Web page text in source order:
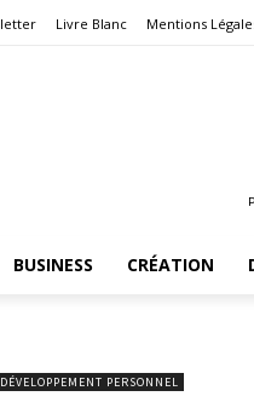
Livre Blanc Mentions
BUSINESS CRÉATION
DÉVELOPPEMENT PERSONNEL